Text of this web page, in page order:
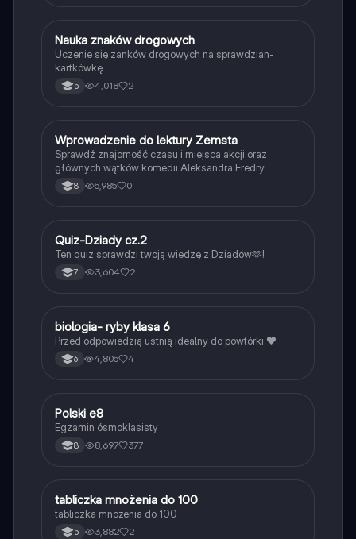
NTechnika
Nauka znaków drogowych
Uczenie się zanków drogowych na sprawdzian-
kartkówkę
5 4,018 2
WJęzyk polski
Wprowadzenie do lektury Zemsta
Sprawdź znajomość czasu i miejsca akcji oraz
głównych wątków komedii Aleksandra Fredry.
8 5,985 0
QJęzyk polski
Quiz-Dziady cz.2
Ten quiz sprawdzi twoją wiedzę z Dziadów🫶!
7 3,604 2
BBiologia
biologia- ryby klasa 6
Przed odpowiedzią ustnią idealny do powtórki ❤️
6 4,805 4
Język polski
Polski e8
Egzamin ósmoklasisty
8 8,697 377
TMatematyka
tabliczka mnożenia do 100
tabliczka mnożenia do 100
5 3,882 2